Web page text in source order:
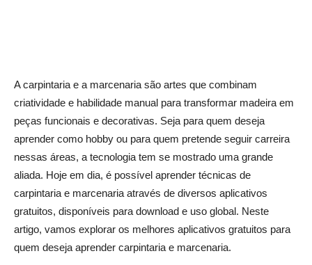
A carpintaria e a marcenaria são artes que combinam
criatividade e habilidade manual para transformar madeira em
peças funcionais e decorativas. Seja para quem deseja
aprender como hobby ou para quem pretende seguir carreira
nessas áreas, a tecnologia tem se mostrado uma grande
aliada. Hoje em dia, é possível aprender técnicas de
carpintaria e marcenaria através de diversos aplicativos
gratuitos, disponíveis para download e uso global. Neste
artigo, vamos explorar os melhores aplicativos gratuitos para
quem deseja aprender carpintaria e marcenaria.